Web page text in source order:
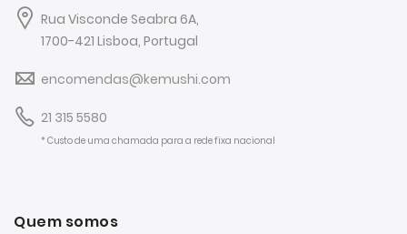
Rua Visconde Seabra 6A,
1700-421 Lisboa, Portugal
encomendas@kemushi.com
21 315 5580
* Custo de uma chamada para a rede fixa nacional
Quem somos